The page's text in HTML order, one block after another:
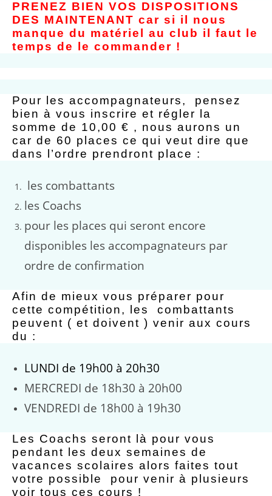
PRENEZ BIEN VOS DISPOSITIONS
DES MAINTENANT car si il nous
manque du matériel au club il faut le
temps de le commander !
Pour les accompagnateurs, pensez
bien à vous inscrire et régler la
somme de 10,00 € , nous aurons un
car de 60 places ce qui veut dire que
dans l’ordre prendront place :
les combattants
les Coachs
pour les places qui seront encore
disponibles les accompagnateurs par
ordre de confirmation
Afin de mieux vous préparer pour
cette compétition, les combattants
peuvent ( et doivent ) venir aux cours
du :
LUNDI de 19h00 à 20h30
MERCREDI de 18h30 à 20h00
VENDREDI de 18h00 à 19h30
Les Coachs seront là pour vous
pendant les deux semaines de
vacances scolaires alors faites tout
votre possible pour venir à plusieurs
voir tous ces cours !